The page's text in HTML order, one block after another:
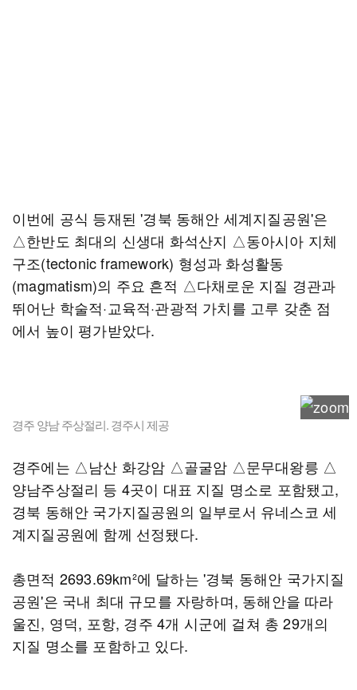
이번에 공식 등재된 '경북 동해안 세계지질공원'은
△한반도 최대의 신생대 화석산지 △동아시아 지체
구조(tectonic framework) 형성과 화성활동
(magmatism)의 주요 흔적 △다채로운 지질 경관과
뛰어난 학술적·교육적·관광적 가치를 고루 갖춘 점
에서 높이 평가받았다.
경주 양남 주상절리. 경주시 제공
경주에는 △남산 화강암 △골굴암 △문무대왕릉 △
양남주상절리 등 4곳이 대표 지질 명소로 포함됐고,
경북 동해안 국가지질공원의 일부로서 유네스코 세
계지질공원에 함께 선정됐다.
총면적 2693.69km²에 달하는 '경북 동해안 국가지질
공원'은 국내 최대 규모를 자랑하며, 동해안을 따라
울진, 영덕, 포항, 경주 4개 시군에 걸쳐 총 29개의
지질 명소를 포함하고 있다.